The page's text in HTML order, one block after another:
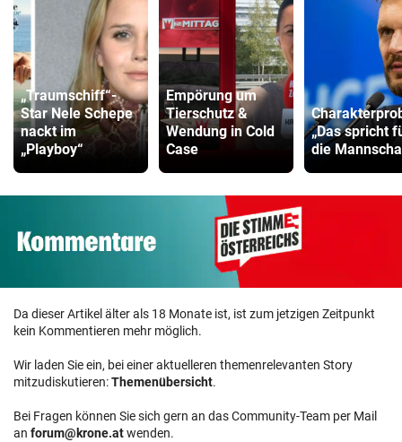
„Traumschiff“-
Star Nele Schepe
nackt im
„Playboy“
Empörung um
Tierschutz &
Wendung in Cold
Case
„Das spricht
die
Da dieser Artikel älter als 18 Monate ist, ist zum jetzigen Zeitpunkt
kein Kommentieren mehr möglich.
Wir laden Sie ein, bei einer aktuelleren themenrelevanten Story
mitzudiskutieren:Themenübersicht.
Bei Fragen können Sie sich gern an das Community-Team per Mail
an forum@krone.atwenden.